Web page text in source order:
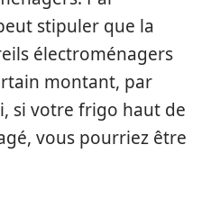
stipuler que la
électroménagers
montant, par
si votre frigo haut de
vous pourriez être